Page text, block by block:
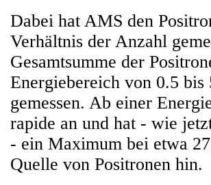
Dabei hat AMS den
Verhältnis der Anzahl
Gesamtsumme der
Energiebereich von 0.5
gemessen. Ab einer
rapide an und hat - wie
- ein Maximum bei etwa
Quelle von Positronen hin.